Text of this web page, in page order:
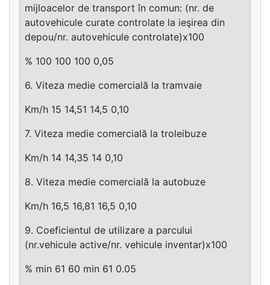
mijloacelor de transport în comun: (nr. de
autovehicule curate controlate la ieşirea din
depou/nr. autovehicule controlate)x100
% 100 100 100 0,05
6. Viteza medie comercială la tramvaie
Km/h 15 14,51 14,5 0,10
7. Viteza medie comercială la troleibuze
Km/h 14 14,35 14 0,10
8. Viteza medie comercială la autobuze
Km/h 16,5 16,81 16,5 0,10
9. Coeficientul de utilizare a parcului
(nr.vehicule active/nr. vehicule inventar)x100
% min 61 60 min 61 0.05